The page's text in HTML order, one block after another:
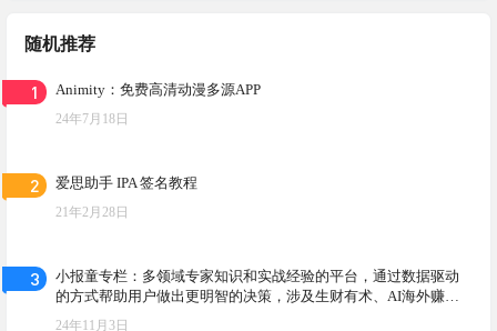
随机推荐
1 Animity：免费高清动漫多源APP
24年7月18日
2 爱思助手 IPA 签名教程
21年2月28日
3
小报童专栏：多领域专家知识和实战经验的平台，通过数据驱动
的方式帮助用户做出更明智的决策，涉及生财有术、AI海外赚
钱、自媒体等多个实用专栏
24年11月3日